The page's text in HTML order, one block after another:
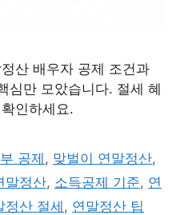
산 배우자 공제 조건과
심만 모았습니다. 절세 혜
인하세요.
공제 , 맞벌이 연말정산,
말정산, 소득공제 기준, 연
정산 절세 , 연말정산 팁